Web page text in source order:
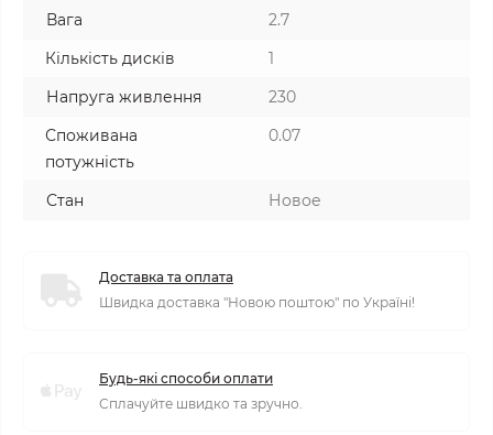
Вага
2.7
Кількість дисків
1
Напруга живлення
230
Споживана
потужність
0.07
Стан Новое
Доставка та оплата
Швидка доставка "Новою поштою" по Україні!
Будь-які способи оплати
Сплачуйте швидко та зручно.